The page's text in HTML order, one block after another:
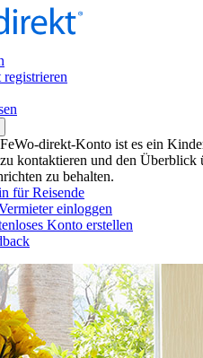
direkt-Konto ist es ein
kontaktieren und den Überblick
zu behalten.
für Reisende
einloggen
Konto erstellen